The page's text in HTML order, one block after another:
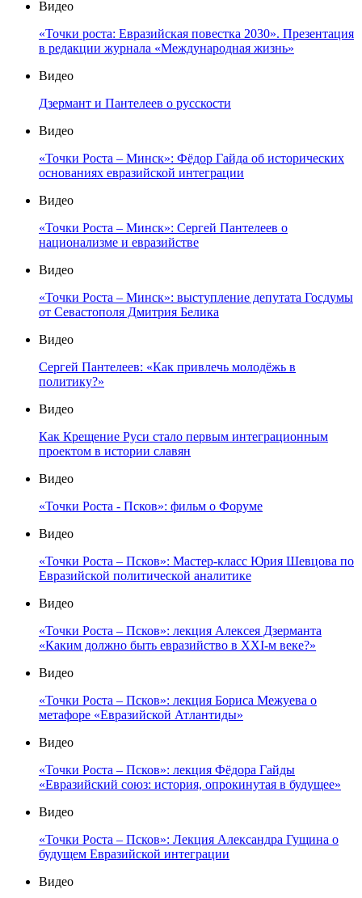
Видео
«Точки роста: Евразийская повестка 2030». Презентация
в редакции журнала «Международная жизнь»
Видео
Дзермант и Пантелеев о русскости
Видео
«Точки Роста – Минск»: Фёдор Гайда об исторических
основаниях евразийской интеграции
Видео
«Точки Роста – Минск»: Сергей Пантелеев о
национализме и евразийстве
Видео
«Точки Роста – Минск»: выступление депутата Госдумы
от Севастополя Дмитрия Белика
Видео
Сергей Пантелеев: «Как привлечь молодёжь в
политику?»
Видео
Как Крещение Руси стало первым интеграционным
проектом в истории славян
Видео
«Точки Роста - Псков»: фильм о Форуме
Видео
«Точки Роста – Псков»: Мастер-класс Юрия Шевцова по
Евразийской политической аналитике
Видео
«Точки Роста – Псков»: лекция Алексея Дзерманта
«Каким должно быть евразийство в XXI-м веке?»
Видео
«Точки Роста – Псков»: лекция Бориса Межуева о
метафоре «Евразийской Атлантиды»
Видео
«Точки Роста – Псков»: лекция Фёдора Гайды
«Евразийский союз: история, опрокинутая в будущее»
Видео
«Точки Роста – Псков»: Лекция Александра Гущина о
будущем Евразийской интеграции
Видео